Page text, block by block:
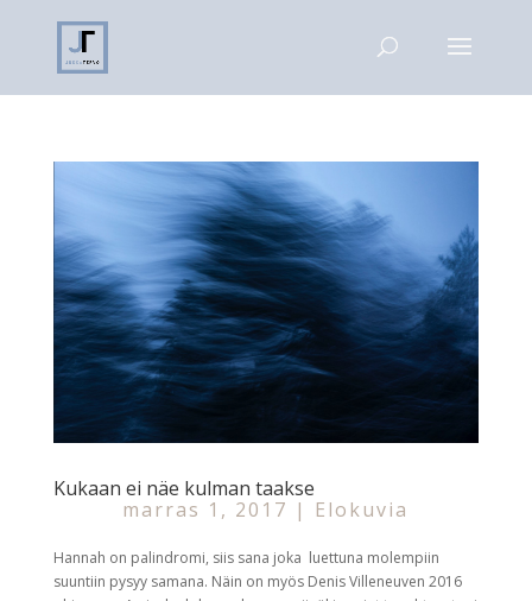
Kukaan ei näe kulman taakse
marras 1, 2017 | Elokuvia
Hannah on palindromi, siis sana joka luettuna molempiin
suuntiin pysyy samana. Näin on myös Denis Villeneuven 2016